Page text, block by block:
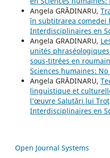
Angela GRĂDINARU,
în subtitrarea comedei
Interdisciplinaires en
Angela GRADINARU,
unités
sous-titrées en roumain
Sciences humaines: No
Angela GRĂDINARU,
linguistique et
l’œuvre Salutări lui
Interdisciplinaires en
Open Journal Systems